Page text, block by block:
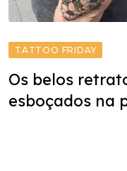
TATTOO FRIDAY
Os belos
esboçados na